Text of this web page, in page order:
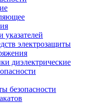
указателей
электрозащиты
диэлектрические
безопасности